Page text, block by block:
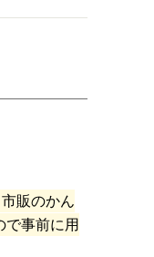
販のかん
で事前に用